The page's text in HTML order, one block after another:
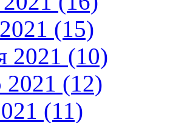
(15)
2021 (10)
2021 (12)
(11)